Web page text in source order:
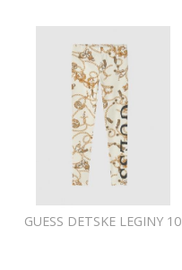
GUESS DETSKE LEGINY 10